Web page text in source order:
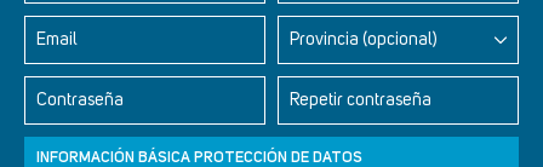
Email Provincia (opcional)
Contraseña Repetir contraseña
INFORMACIÓN BÁSICA PROTECCIÓN DE DATOS